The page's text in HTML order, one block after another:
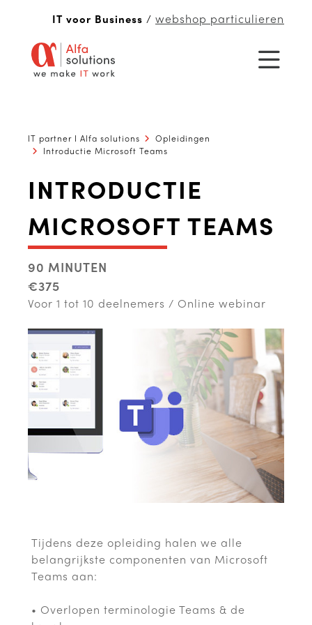
IT voor Business / webshop particulieren
IT partner I Alfa solutions
Opleidingen
Introductie Microsoft Teams
INTRODUCTIE
MICROSOFT TEAMS
90 MINUTEN
€375
Voor 1 tot 10 deelnemers / Online webinar
Tijdens deze opleiding halen we alle
belangrijkste componenten van Microsoft
Teams aan:
• Overlopen terminologie Teams & de